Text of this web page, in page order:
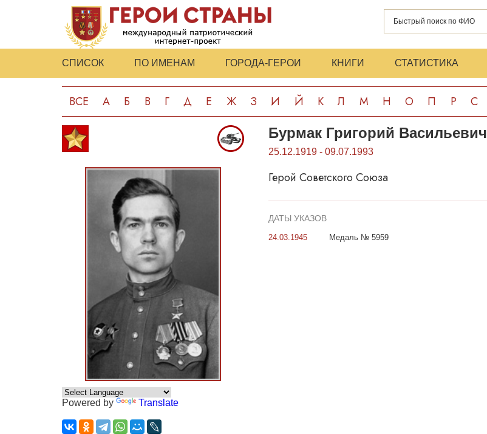
СПИСОК ПО ИМЕНАМ ГОРОДА-ГЕРОИ КНИГИ СТАТИСТИКА
ВСЕ А Б В Г Д Е Ж З И Й К Л М Н О П Р С
Powered by Translate
Бурмак Григорий Васильевич
25.12.1919 - 09.07.1993
Герой Советского Союза
ДАТЫ УКАЗОВ
24.03.1945 Медаль № 5959